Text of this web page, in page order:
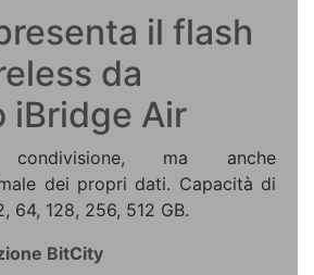
il flash
da
iBridge Air
condivisione, ma anche
dei propri dati. Capacità di
64, 128, 256, 512 GB.
BitCity